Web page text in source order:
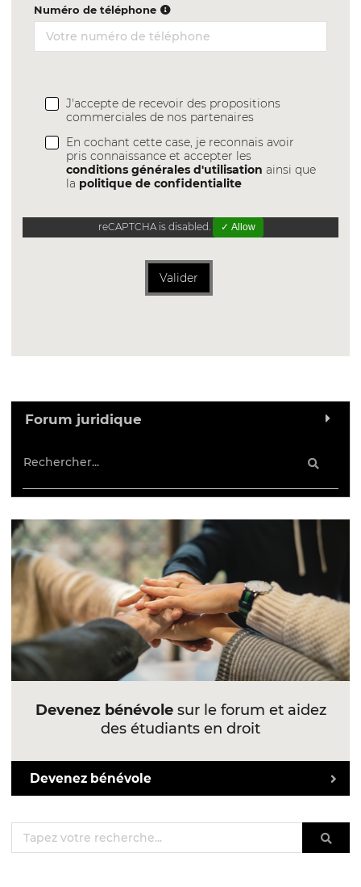
Numéro de téléphone
J'accepte de recevoir des propositions
commerciales de nos partenaires
En cochant cette case, je reconnais avoir
pris connaissance et accepter les
conditions générales d'utilisation ainsi que
la politique de confidentialite
reCAPTCHA is disabled. ✓ Allow
Valider
Forum juridique
Devenez bénévolesur le forum et aidez
des étudiants en droit
Devenez bénévole